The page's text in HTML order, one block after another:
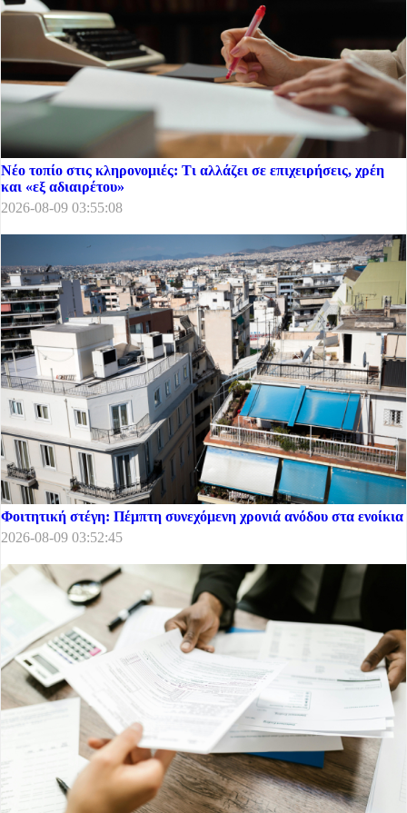
Νέο τοπίο στις κληρονομιές: Τι αλλάζει σε επιχειρήσεις, χρέη
και «εξ αδιαιρέτου»
2026-08-09 03:55:08
Φοιτητική στέγη: Πέμπτη συνεχόμενη χρονιά ανόδου στα ενοίκια
2026-08-09 03:52:45